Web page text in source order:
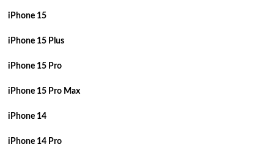
iPhone 15
iPhone 15 Plus
iPhone 15 Pro
iPhone 15 Pro Max
iPhone 14
iPhone 14 Pro